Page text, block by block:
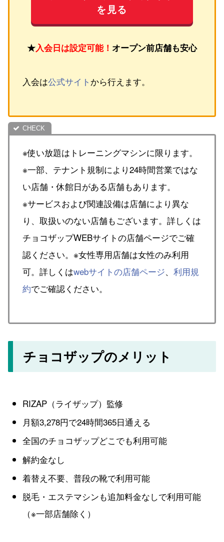
を見る
★入会日は設定可能！ オープン前店舗も安心
入会は公式サイト から行えます。
※使い放題はトレーニングマシンに限ります。
※一部、テナント規制により24時間営業ではな
い店舗・休館日がある店舗もあります。
※サービスおよび関連設備は店舗により異な
り、取扱いのない店舗もございます。詳しくは
チョコザップWEBサイトの店舗ページでご確
認ください。※女性専用店舗は女性のみ利用
可。詳しくはwebサイトの店舗ページ、 利用規
約でご確認ください。
チョコザップのメリット
RIZAP（ライザップ）監修
月額3,278円で24時間365日通える
全国のチョコザップどこでも利用可能
解約金なし
着替え不要、普段の靴で利用可能
脱毛・エステマシンも追加料金なしで利用可能
（※一部店舗除く）